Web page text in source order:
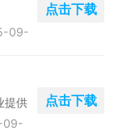
09-
点击下载
提供
09-
点击下载